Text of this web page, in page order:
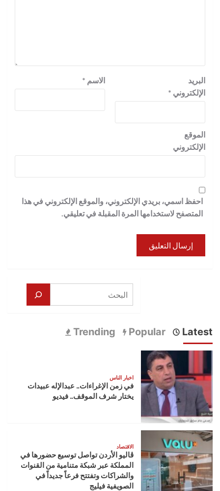
الاسم *
البريد
الإلكتروني *
الموقع
الإلكتروني
احفظ اسمي، بريدي الإلكتروني، والموقع الإلكتروني في هذا
المتصفح لاستخدامها المرة المقبلة في تعليقي.
البحث
Latest
Popular
Trending
اخبار الناس
في زمن الإغراءات.. عبدالإله عبيدات
يختار شرف الموقف.. فيديو
الاقتصاد
ڤاليو الأردن تواصل توسيع حضورها في
المملكة عبر شبكة متنامية من القنوات
والشراكات وتفتتح فرعاً جديداً في
الصويفية فيليج